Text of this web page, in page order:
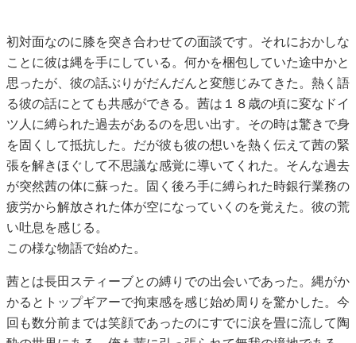
初対面なのに膝を突き合わせての面談です。それにおかしな
ことに彼は縄を手にしている。何かを梱包していた途中かと
思ったが、彼の話ぶりがだんだんと変態じみてきた。熱く語
る彼の話にとても共感ができる。茜は１８歳の頃に変なドイ
ツ人に縛られた過去があるのを思い出す。その時は驚きで身
を固くして抵抗した。だが彼も彼の想いを熱く伝えて茜の緊
張を解きほぐして不思議な感覚に導いてくれた。そんな過去
が突然茜の体に蘇った。固く後ろ手に縛られた時銀行業務の
疲労から解放された体が空になっていくのを覚えた。彼の荒
い吐息を感じる。
この様な物語で始めた。
茜とは長田スティーブとの縛りでの出会いであった。縄がか
かるとトップギアーで拘束感を感じ始め周りを驚かした。今
回も数分前までは笑顔であったのにすでに涙を畳に流して陶